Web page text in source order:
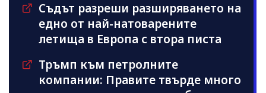
Съдът разреши разширяването на
едно от най-натоварените
летища в Европа с втора писта
Тръмп към петролните
компании: Правите твърде много